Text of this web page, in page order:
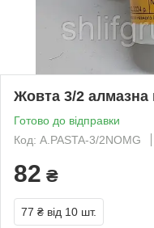
Жовта 3/2 алмазна
Готово до відправки
Код: A.PASTA-3/2NOMG
82 ₴
77 ₴ від 10 шт.